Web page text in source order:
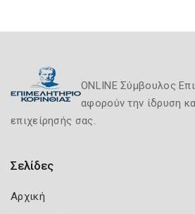
ONLINE Σύμβουλος
αφορούν την ίδρυση
επιχείρησής σας.
Σελίδες
Αρχική